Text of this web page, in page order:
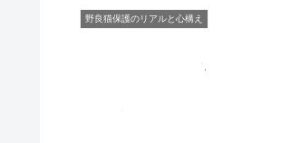
野良猫保護のリアルと心構え